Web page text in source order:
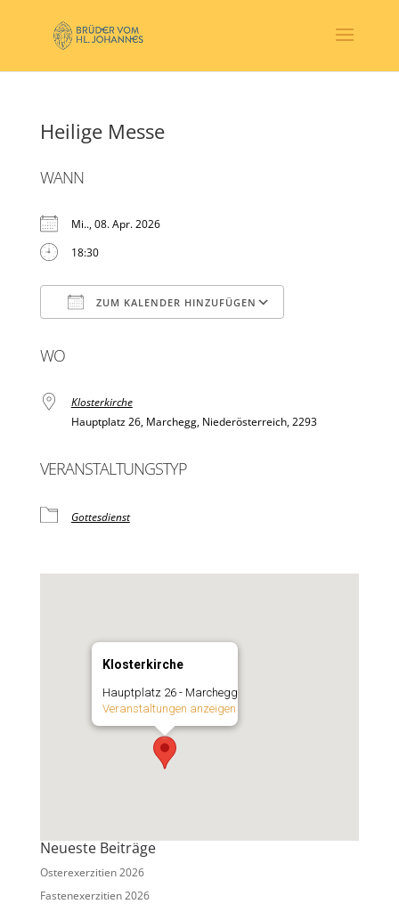
Heilige Messe
WANN
Mi.., 08. Apr. 2026
18:30
ZUM KALENDER HINZUFÜGEN
WO
Klosterkirche
Hauptplatz 26, Marchegg, Niederösterreich, 2293
VERANSTALTUNGSTYP
Gottesdienst
Klosterkirche
Hauptplatz 26 - Marchegg
Veranstaltungen anzeigen
Neueste Beiträge
Osterexerzitien 2026
Fastenexerzitien 2026